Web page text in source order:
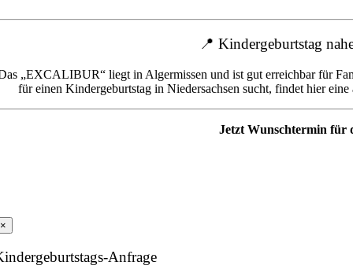
📍 Kindergeburtstag
„EXCALIBUR“ liegt in Algermissen und ist gut erreichbar für
für einen Kindergeburtstag in Niedersachsen sucht, findet hier
Jetzt Wunschtermin für
×
Anfrage